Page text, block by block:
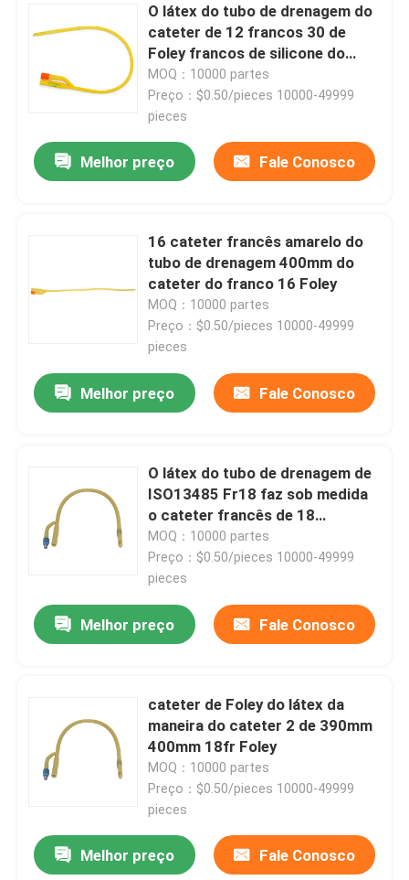
O látex do tubo de drenagem do
cateter de 12 francos 30 de
Foley francos de silicone do
cateter revestiu
MOQ：10000 partes
Preço：$0.50/pieces 10000-49999
pieces
Melhor preço Fale Conosco
16 cateter francês amarelo do
tubo de drenagem 400mm do
cateter do franco 16 Foley
MOQ：10000 partes
Preço：$0.50/pieces 10000-49999
pieces
Melhor preço Fale Conosco
O látex do tubo de drenagem de
ISO13485 Fr18 faz sob medida
o cateter francês de 18
Suctioning
MOQ：10000 partes
Preço：$0.50/pieces 10000-49999
pieces
Melhor preço Fale Conosco
cateter de Foley do látex da
maneira do cateter 2 de 390mm
400mm 18fr Foley
MOQ：10000 partes
Preço：$0.50/pieces 10000-49999
pieces
Melhor preço Fale Conosco